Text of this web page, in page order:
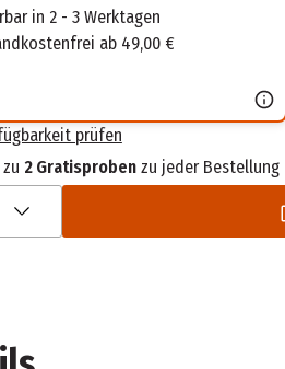
in 2 - 3 Werktagen
ab 49,00 €
prüfen
2 Gratisprobenzu jeder Bestellung